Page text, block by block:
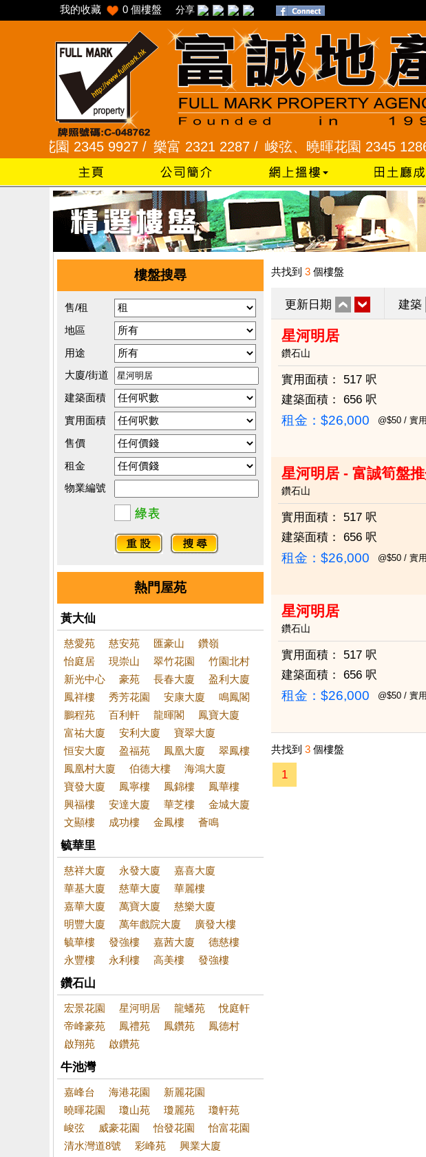
我的收藏 0 個樓盤 分享
花園 2345 9927 /樂富 2321 2287 /峻弦、曉暉花園 2345 1286 /威
樓盤搜尋
售/租
地區
用途
大廈/街道
建築面積
實用面積
售價
租金
物業編號
熱門屋苑
黃大仙
慈愛苑 慈安苑 匯豪山
鑽嶺
怡庭居
現崇山 翠竹花園
竹園北村
新光中心
豪苑 長春大廈
盈利大廈
鳳祥樓
秀芳花園 安康大廈
鳴鳳閣
鵬程苑
百利軒 龍暉閣
鳳寶大廈
富祐大廈
安利大廈
寶翠大廈
恒安大廈
盈福苑 鳳凰大廈
翠鳳樓
鳳凰村大廈
伯德大樓
海鴻大廈
寶發大廈
鳳寧樓 鳳錦樓
鳳華樓
興福樓
安達大廈 華芝樓
金城大廈
文顯樓
成功樓 金鳳樓 薈鳴
毓華里
慈祥大廈 永發大廈
嘉喜大廈
華基大廈
慈華大廈
華麗樓
嘉華大廈
萬寶大廈
慈樂大廈
明豐大廈
萬年戲院大廈
廣發大樓
毓華樓
發強樓 嘉茜大廈
德慈樓
永豐樓
永利樓 高美樓 發強樓
鑽石山
宏景花園 星河明居 龍蟠苑
悅庭軒
帝峰豪苑
鳳禮苑 鳳鑽苑
鳳德村
啟翔苑
啟鑽苑
牛池灣
嘉峰台 海港花園
新麗花園
曉暉花園
瓊山苑 瓊麗苑
瓊軒苑
峻弦
威豪花園 怡發花園
怡富花園
清水灣道8號
彩峰苑
興業大廈
共找到 3 個樓盤
更新日期 建築
星河明居
鑽石山
實用面積：
517 呎
建築面積：
656 呎
租金：$26,000 @$50 / 實用
星河明居 - 富誠筍盤
鑽石山
實用面積：
517 呎
建築面積：
656 呎
租金：$26,000 @$50 / 實用
星河明居
鑽石山
實用面積：
517 呎
建築面積：
656 呎
租金：$26,000 @$50 / 實用
共找到 3 個樓盤
1